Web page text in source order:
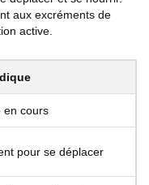
aux excréments de
active.
en cours
pour se déplacer